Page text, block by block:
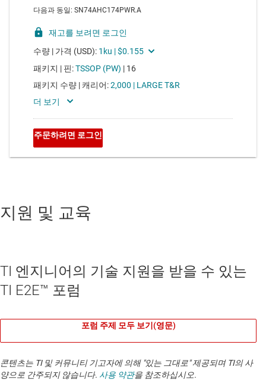
지원 및 교육
TI 엔지니어의 기술 지원을 받을 수 있는
TI E2E™ 포럼
포럼 주제 모두 보기(영문)
콘텐츠는 TI 및 커뮤니티 기고자에 의해 "있는 그대로" 제공되며 TI의 사
양으로 간주되지 않습니다. 사용 약관을 참조하십시오.